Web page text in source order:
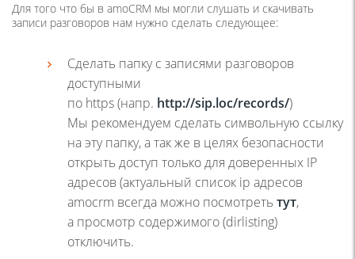
Для того что бы в amoCRM мы могли слушать и скачивать
записи разговоров нам нужно сделать следующее:
Сделать папку с записями разговоров
доступными
по https (напр. http://sip.loc/records/)
Мы рекомендуем сделать символьную ссылку
на эту папку, а так же в целях безопасности
открыть доступ только для доверенных IP
адресов (актуальный список ip адресов
amocrm всегда можно посмотретьтут,
а просмотр содержимого (dirlisting)
отключить.